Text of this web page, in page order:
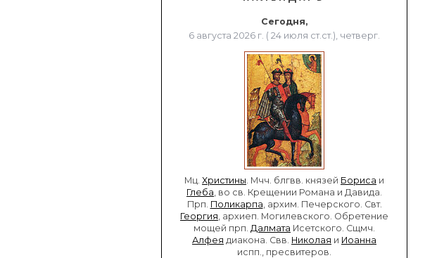
Сегодня,
6 августа 2026 г. ( 24 июля ст.ст.), четверг.
Мц. Христины . Мчч. блгвв. князей Бориса и
Глеба , во св. Крещении Романа и Давида.
Прп. Поликарпа , архим. Печерского. Свт.
Георгия , архиеп. Могилевского. Обретение
мощей прп. Далмата Исетского. Сщмч.
Алфея диакона. Свв. Николая и Иоанна
испп., пресвитеров.